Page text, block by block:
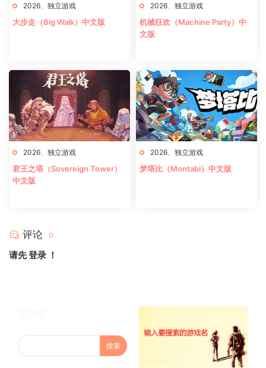
2026 独立游戏
大步走（Big Walk）中文版
2026 独立游戏
机械狂欢（Machine Party）中
文版
2026 独立游戏
君王之塔（Sovereign Tower）
中文版
2026 独立游戏
梦塔比（Montabi）中文版
评论 0
请先登录 ！